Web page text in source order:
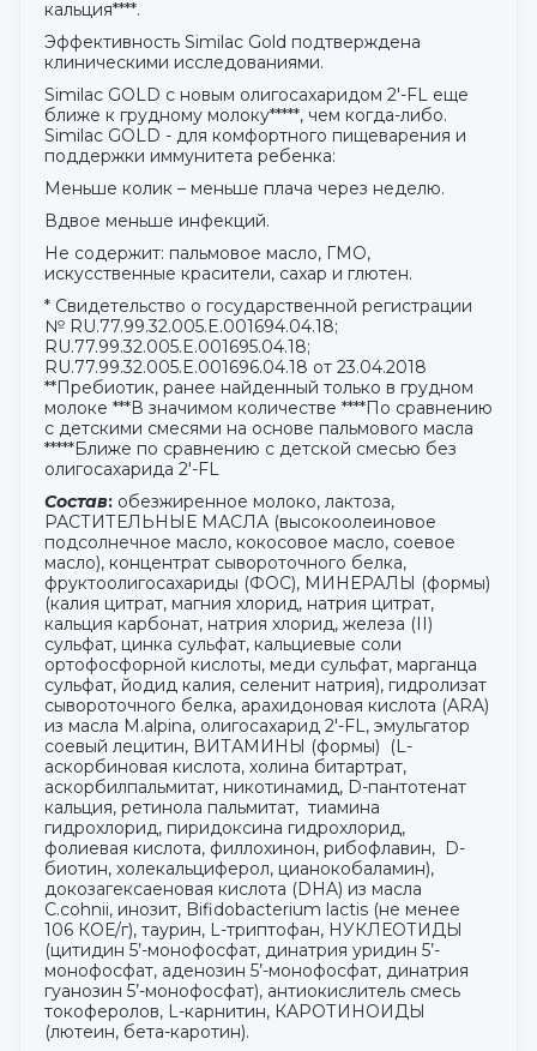
кальция****.
Эффективность Similac Gold подтверждена
клиническими исследованиями.
Similac GOLD с новым олигосахаридом 2'-FL еще
ближе к грудному молоку*****, чем когда-либо.
Similac GOLD - для комфортного пищеварения и
поддержки иммунитета ребенка:
Меньше колик – меньше плача через неделю.
Вдвое меньше инфекций.
Не содержит: пальмовое масло, ГМО,
искусственные красители, сахар и глютен.
* Свидетельство о государственной регистрации
№ RU.77.99.32.005.E.001694.04.18;
RU.77.99.32.005.E.001695.04.18;
RU.77.99.32.005.E.001696.04.18 от 23.04.2018
**Пребиотик, ранее найденный только в грудном
молоке ***В значимом количестве ****По сравнению
с детскими смесями на основе пальмового масла
*****Ближе по сравнению с детской смесью без
олигосахарида 2'-FL
Состав: обезжиренное молоко, лактоза,
РАСТИТЕЛЬНЫЕ МАСЛА (высокоолеиновое
подсолнечное масло, кокосовое масло, соевое
масло), концентрат сывороточного белка,
фруктоолигосахариды (ФОС), МИНЕРАЛЫ (формы)
(калия цитрат, магния хлорид, натрия цитрат,
кальция карбонат, натрия хлорид, железа (II)
сульфат, цинка сульфат, кальциевые соли
ортофосфорной кислоты, меди сульфат, марганца
сульфат, йодид калия, селенит натрия), гидролизат
сывороточного белка, арахидоновая кислота (АRA)
из масла M.alpina, олигосахарид 2'-FL, эмульгатор
соевый лецитин, ВИТАМИНЫ (формы) (L-
аскорбиновая кислота, холина битартрат,
аскорбилпальмитат, никотинамид, D-пантотенат
кальция, ретинола пальмитат, тиамина
гидрохлорид, пиридоксина гидрохлорид,
фолиевая кислота, филлохинон, рибофлавин, D-
биотин, холекальциферол, цианокобаламин),
докозагексаеновая кислота (DHA) из масла
C.cohnii, инозит, Bifidobacterium lactis (не менее
106 КОЕ/г), таурин, L-триптофан, НУКЛЕОТИДЫ
(цитидин 5’-монофосфат, динатрия уридин 5’-
монофосфат, аденозин 5’-монофосфат, динатрия
гуанозин 5’-монофосфат), антиокислитель смесь
токоферолов, L-карнитин, КАРОТИНОИДЫ
(лютеин, бета-каротин).